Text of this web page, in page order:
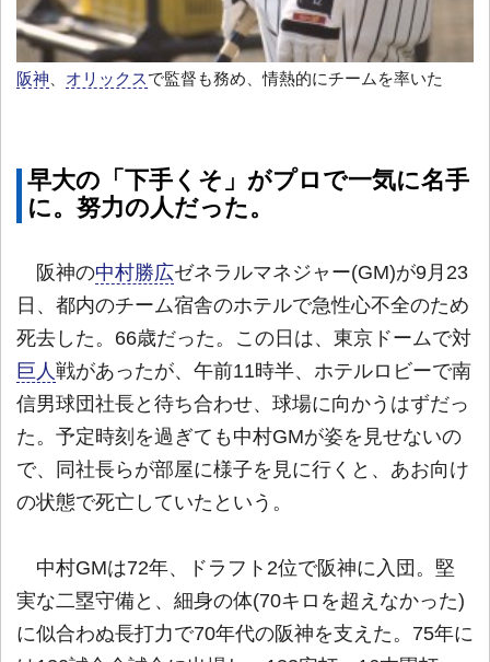
阪神 オリックスで監督も務め、情熱的にチームを率いた
早大の「下手くそ」がプロで一気に名手
に。努力の人だった。
阪神の中村勝広ゼネラルマネジャー(GM)が9月23
日、都内のチーム宿舎のホテルで急性心不全のため
死去した。66歳だった。この日は、東京ドームで対
巨人戦があったが、午前11時半、ホテルロビーで南
信男球団社長と待ち合わせ、球場に向かうはずだっ
た。予定時刻を過ぎても中村GMが姿を見せないの
で、同社長らが部屋に様子を見に行くと、あお向け
の状態で死亡していたという。
中村GMは72年、ドラフト2位で阪神に入団。堅
実な二塁守備と、細身の体(70キロを超えなかった)
に似合わぬ長打力で70年代の阪神を支えた。75年に